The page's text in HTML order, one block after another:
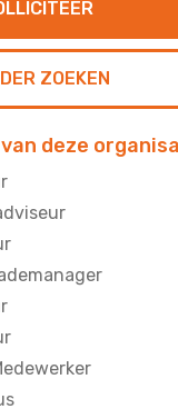
ZOEKEN
deze